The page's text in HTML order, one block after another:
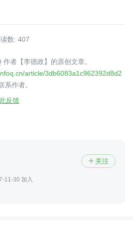
数: 407
者【李德政】的原创文章。
article/3db6083a1c962392d8d2
系作者。
反馈
 关注
11-30 加入